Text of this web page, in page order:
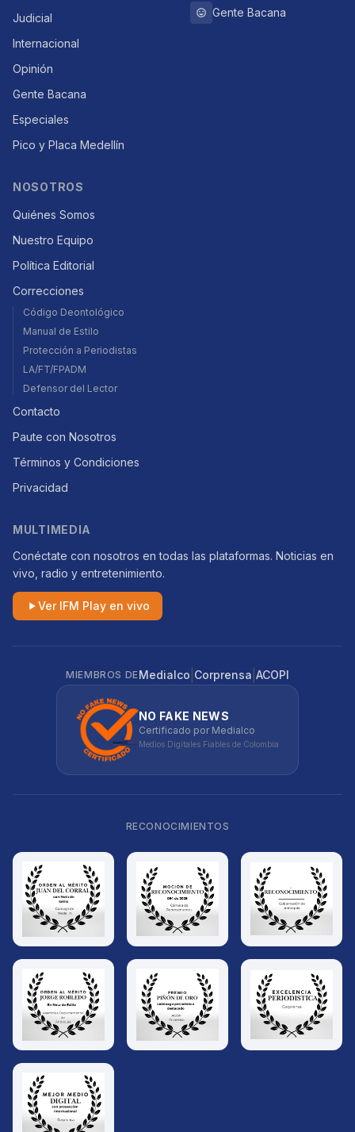
Judicial
Internacional
Opinión
Gente Bacana
Especiales
Pico y Placa Medellín
Gente Bacana
NOSOTROS
Quiénes Somos
Nuestro Equipo
Política Editorial
Correcciones
Código Deontológico
Manual de Estilo
Protección a Periodistas
LA/FT/FPADM
Defensor del Lector
Contacto
Paute con Nosotros
Términos y Condiciones
Privacidad
MULTIMEDIA
Conéctate con nosotros en todas las plataformas. Noticias en
vivo, radio y entretenimiento.
Ver IFM Play en vivo
MIEMBROS DEMedialco Corprensa ACOPI
NO FAKE NEWS
Certificado por Medialco
Medios Digitales Fiables de Colombia
RECONOCIMIENTOS